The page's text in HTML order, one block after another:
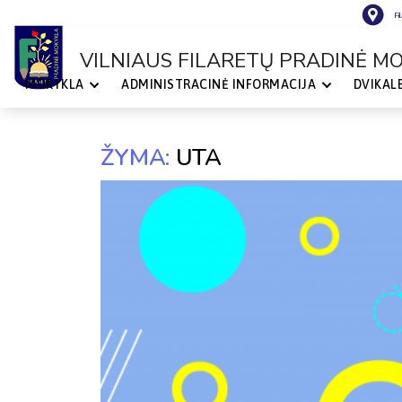
VILNIAUS
VILNIAUS FILARETŲ PRADINĖ
MOKYKLA ADMINISTRACINĖ INFORMACIJA
ŽYMA: UTA